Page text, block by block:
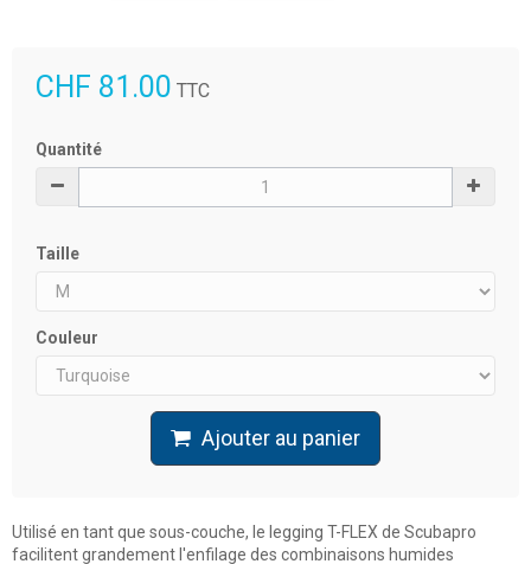
CHF 81.00 TTC
Quantité
Taille
Couleur
Ajouter au panier
Utilisé en tant que sous-couche, le legging T-FLEX de Scubapro
facilitent grandement l'enfilage des combinaisons humides